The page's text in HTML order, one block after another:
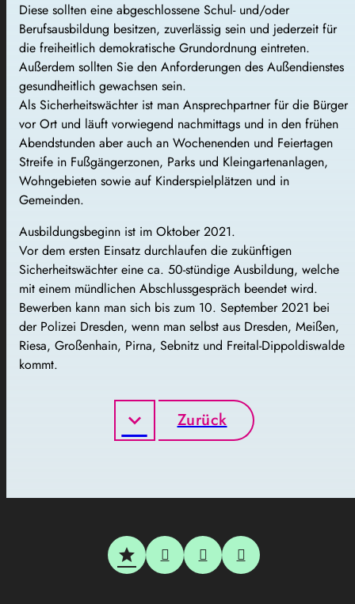
Diese sollten eine abgeschlossene Schul- und/oder
Berufsausbildung besitzen, zuverlässig sein und jederzeit für
die freiheitlich demokratische Grundordnung eintreten.
Außerdem sollten Sie den Anforderungen des Außendienstes
gesundheitlich gewachsen sein.
Als Sicherheitswächter ist man Ansprechpartner für die Bürger
vor Ort und läuft vorwiegend nachmittags und in den frühen
Abendstunden aber auch an Wochenenden und Feiertagen
Streife in Fußgängerzonen, Parks und Kleingartenanlagen,
Wohngebieten sowie auf Kinderspielplätzen und in
Gemeinden.
Ausbildungsbeginn ist im Oktober 2021.
Vor dem ersten Einsatz durchlaufen die zukünftigen
Sicherheitswächter eine ca. 50-stündige Ausbildung, welche
mit einem mündlichen Abschlussgespräch beendet wird.
Bewerben kann man sich bis zum 10. September 2021 bei
der Polizei Dresden, wenn man selbst aus Dresden, Meißen,
Riesa, Großenhain, Pirna, Sebnitz und Freital-Dippoldiswalde
kommt.
Zurück